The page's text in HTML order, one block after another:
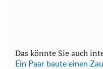
Das könnte Sie auch
Ein Paar baute einen